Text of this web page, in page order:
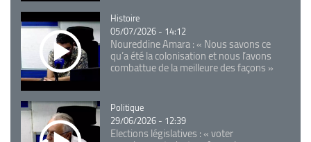
Catégorie
Histoire
05/07/2026 - 14:12
Noureddine Amara : « Nous savons ce
qu’a été la colonisation et nous l’avons
combattue de la meilleure des façons »
Catégorie
Politique
29/06/2026 - 12:39
Elections législatives : « voter